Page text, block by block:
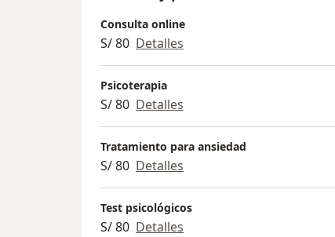
Consulta online
S/ 80 Detalles
Psicoterapia
S/ 80 Detalles
Tratamiento para ansiedad
S/ 80 Detalles
Test psicológicos
S/ 80 Detalles